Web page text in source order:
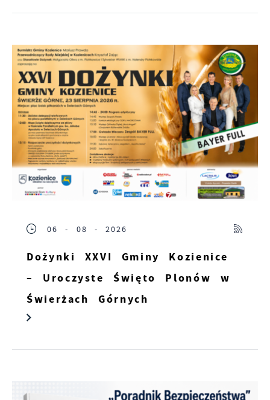
06 - 08 - 2026
Dożynki XXVI Gminy Kozienice
– Uroczyste Święto Plonów w
Świerżach Górnych